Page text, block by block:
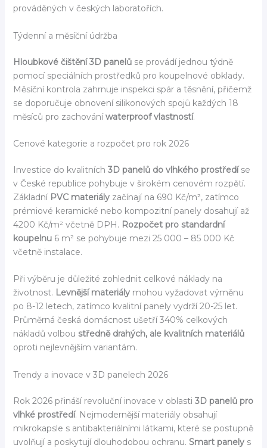
prováděných v českých laboratořích.
Týdenní a měsíční údržba
Hloubkové čištění 3D panelůse provádí jednou týdně
pomocí speciálních prostředků pro koupelnové obklady.
Měsíční kontrola zahrnuje inspekci spár a těsnění, přičemž
se doporučuje obnovení silikonových spojů každých 18
měsíců pro zachováníwaterproof vlastností.
Cenové kategorie a rozpočet pro rok 2026
Investice do kvalitních 3D panelů do vlhkého prostředíse
v České republice pohybuje v širokém cenovém rozpětí.
Základní PVC materiályzačínají na 690 Kč/m², zatímco
prémiové keramické nebo kompozitní panely dosahují až
4200 Kč/m² včetně DPH. Rozpočet pro standardní
koupelnu6 m² se pohybuje mezi 25 000 – 85 000 Kč
včetně instalace.
Při výběru je důležité zohlednit celkové náklady na
životnost. Levnější materiálymohou vyžadovat výměnu
po 8-12 letech, zatímco kvalitní panely vydrží 20-25 let.
Průměrná česká domácnost ušetří 340% celkových
nákladů volbou středně drahých, ale kvalitních materiálů
oproti nejlevnějším variantám.
Trendy a inovace v 3D panelech 2026
Rok 2026 přináší revoluční inovace v oblasti 3D panelů pro
vlhké prostředí. Nejmodernější materiály obsahují
mikrokapsle s antibakteriálními látkami, které se postupně
uvolňují a poskytují dlouhodobou ochranu. Smart panelys